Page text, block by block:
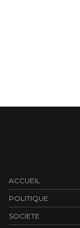
ACCUEIL
POLITIQUE
SOCIETE